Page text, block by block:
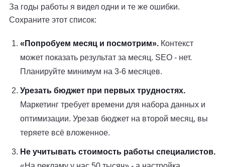
За годы работы я видел одни и те же ошибки.
Сохраните этот список:
«Попробуем месяц и посмотрим». Контекст
может показать результат за месяц. SEO - нет.
Планируйте минимум на 3-6 месяцев.
Урезать бюджет при первых трудностях.
Маркетинг требует времени для набора данных и
оптимизации. Урезав бюджет на второй месяц, вы
теряете всё вложенное.
Не учитывать стоимость работы специалистов.